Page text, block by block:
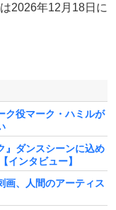
2026年12月18日に
ク役マーク・ハミルが
』ダンスシーンに込め
インタビュー】
画、人間のアーティス